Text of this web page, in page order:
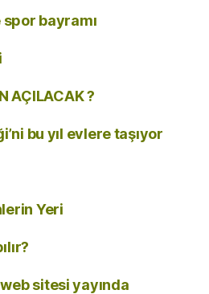
spor bayramı
AÇILACAK ?
bu yıl evlere taşıyor
Yeri
sitesi yayında